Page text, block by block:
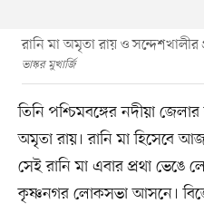
রানি মা অমৃতা রায় ও সন্দেশখালীর
ভাস্কর মুখার্জি
তিনি পশ্চিমবঙ্গের নদীয়া
অমৃতা রায়। রানি মা হিসেবে
সেই রানি মা এবার প্রথা ভেঙে
কৃষ্ণনগর লোকসভা আসনে।